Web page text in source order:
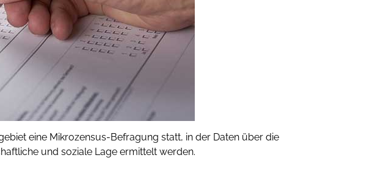
eine Mikrozensus-Befragung statt, in der Daten über die
und soziale Lage ermittelt werden.